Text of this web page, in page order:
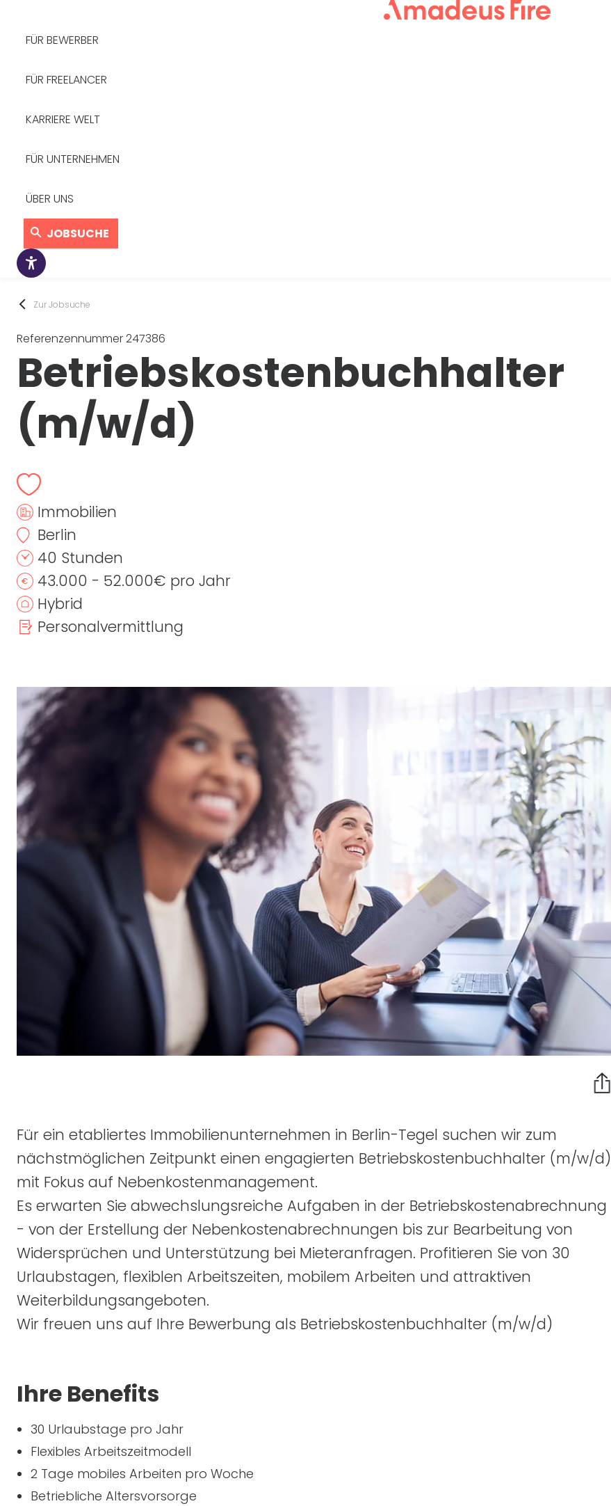
FÜR BEWERBER
FÜR FREELANCER
KARRIERE WELT
FÜR UNTERNEHMEN
ÜBER UNS
JOBSUCHE
Zur Jobsuche
Referenzennummer 247386
Betriebskostenbuchhalter
(m/w/d)
Immobilien
Berlin
40 Stunden
43.000 - 52.000€ pro Jahr
Hybrid
Personalvermittlung
Für ein etabliertes Immobilienunternehmen in Berlin-Tegel suchen wir zum
nächstmöglichen Zeitpunkt einen engagierten Betriebskostenbuchhalter (m/w/d)
mit Fokus auf Nebenkostenmanagement.
Es erwarten Sie abwechslungsreiche Aufgaben in der Betriebskostenabrechnung
- von der Erstellung der Nebenkostenabrechnungen bis zur Bearbeitung von
Widersprüchen und Unterstützung bei Mieteranfragen. Profitieren Sie von 30
Urlaubstagen, flexiblen Arbeitszeiten, mobilem Arbeiten und attraktiven
Weiterbildungsangeboten.
Wir freuen uns auf Ihre Bewerbung als Betriebskostenbuchhalter (m/w/d)
Ihre Benefits
30 Urlaubstage pro Jahr
Flexibles Arbeitszeitmodell
2 Tage mobiles Arbeiten pro Woche
Betriebliche Altersvorsorge